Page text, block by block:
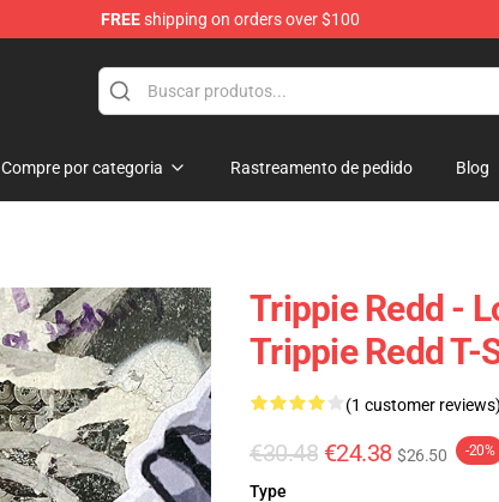
FREEshipping on orders over $100
Compre por categoria Rastreamento de pedido Blog
Trippie Redd -
Trippie Redd T-
(1 customer
€30.48 €24.38 $26.50 -20%
Type